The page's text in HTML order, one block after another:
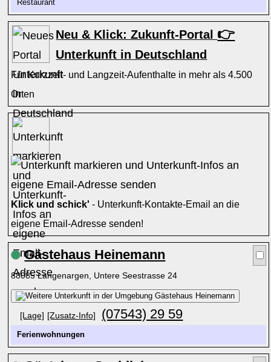
Restaurant
Neu & Klick: Zukunft-Portal 👉
Unterkunft in Deutschland
Für Kurzzeit- und Langzeit-Aufenthalte in mehr als 4.500
Orten
Klick und schick' - Unterkunft-Kontakte-Email an die
eigene Email-Adresse senden!
Gästehaus Heinemann
88085 Langenargen, Untere Seestrasse 24
[Lage] [Zusatz-Info] (07543) 29 59
Ferienwohnungen